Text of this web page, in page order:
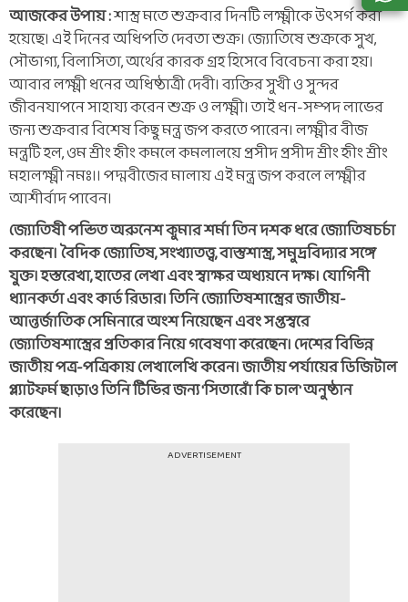
আজকের উপায় :শাস্ত্র মতে শুক্রবার দিনটি লক্ষ্মীকে উৎসর্গ করা
হয়েছে। এই দিনের অধিপতি দেবতা শুক্র। জ্যোতিষে শুক্রকে সুখ,
সৌভাগ্য, বিলাসিতা, অর্থের কারক গ্রহ হিসেবে বিবেচনা করা হয়।
আবার লক্ষ্মী ধনের অধিষ্ঠাত্রী দেবী। ব্যক্তির সুখী ও সুন্দর
জীবনযাপনে সাহায্য করেন শুক্র ও লক্ষ্মী। তাই ধন-সম্পদ লাভের
জন্য শুক্রবার বিশেষ কিছু মন্ত্র জপ করতে পারেন। লক্ষ্মীর বীজ
মন্ত্রটি হল, ওম শ্রীং হৃীং কমলে কমলালয়ে প্রসীদ প্রসীদ শ্রীং হৃীং শ্রীং
মহালক্ষ্মী নমঃ।। পদ্মবীজের মালায় এই মন্ত্র জপ করলে লক্ষ্মীর
আশীর্বাদ পাবেন।
জ্যোতিষী পন্ডিত অরুনেশ কুমার শর্মা তিন দশক ধরে জ্যোতিষচর্চা
করছেন। বৈদিক জ্যোতিষ, সংখ্যাতত্ত্ব, বাস্তুশাস্ত্র, সমুদ্রবিদ্যার সঙ্গে
যুক্ত। হস্তরেখা, হাতের লেখা এবং স্বাক্ষর অধ্যয়নে দক্ষ। যোগিনী
ধ্যানকর্তা এবং কার্ড রিডার। তিনি জ্যোতিষশাস্ত্রের জাতীয়-
আন্তর্জাতিক সেমিনারে অংশ নিয়েছেন এবং সপ্তস্বরে
জ্যোতিষশাস্ত্রের প্রতিকার নিয়ে গবেষণা করেছেন। দেশের বিভিন্ন
জাতীয় পত্র-পত্রিকায় লেখালেখি করেন। জাতীয় পর্যায়ের ডিজিটাল
প্ল্যাটফর্ম ছাড়াও তিনি টিভির জন্য 'সিতারোঁ কি চাল' অনুষ্ঠান
করেছেন।
ADVERTISEMENT